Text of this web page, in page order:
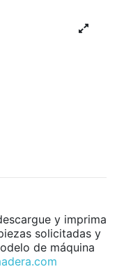
y imprima
solicitadas y
de máquina